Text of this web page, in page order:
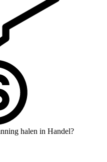
halen in Handel?